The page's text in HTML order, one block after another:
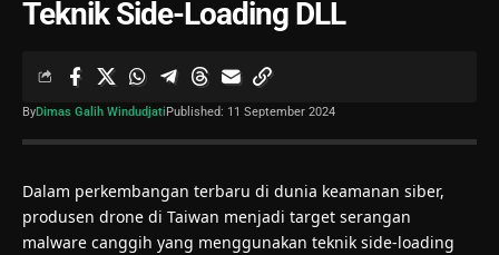
Teknik Side-Loading DLL
ByDimas Galih WindudjatiPublished: 11 September 2024
Dalam perkembangan terbaru di dunia keamanan siber,
produsen drone di Taiwan menjadi target serangan
malware canggih yang menggunakan teknik side-loading